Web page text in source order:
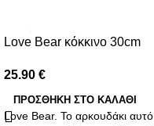
Love Bear κόκκινο 30cm
25.90 €
ΠΡΟΣΘΉΚΗ ΣΤΟ ΚΑΛΆΘΙ
Love Bear. Το αρκουδάκι αυτό